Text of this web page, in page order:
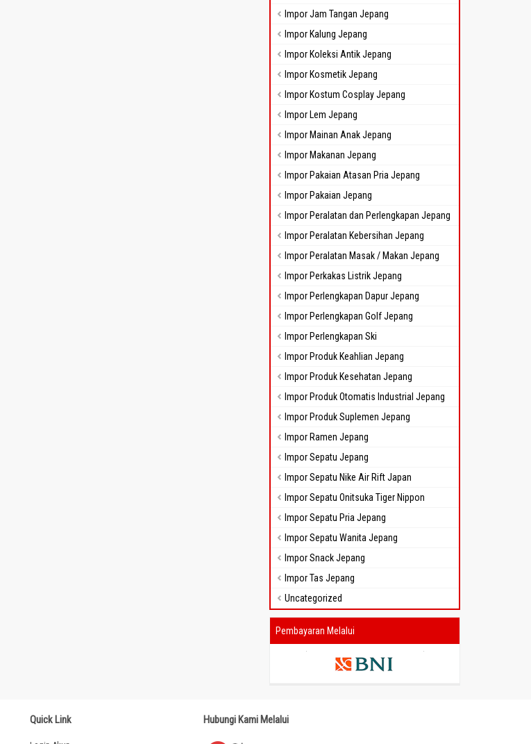
Impor Jam Tangan Jepang
Impor Kalung Jepang
Impor Koleksi Antik Jepang
Impor Kosmetik Jepang
Impor Kostum Cosplay Jepang
Impor Lem Jepang
Impor Mainan Anak Jepang
Impor Makanan Jepang
Impor Pakaian Atasan Pria Jepang
Impor Pakaian Jepang
Impor Peralatan dan Perlengkapan Jepang
Impor Peralatan Kebersihan Jepang
Impor Peralatan Masak / Makan Jepang
Impor Perkakas Listrik Jepang
Impor Perlengkapan Dapur Jepang
Impor Perlengkapan Golf Jepang
Impor Perlengkapan Ski
Impor Produk Keahlian Jepang
Impor Produk Kesehatan Jepang
Impor Produk Otomatis Industrial Jepang
Impor Produk Suplemen Jepang
Impor Ramen Jepang
Impor Sepatu Jepang
Impor Sepatu Nike Air Rift Japan
Impor Sepatu Onitsuka Tiger Nippon
Impor Sepatu Pria Jepang
Impor Sepatu Wanita Jepang
Impor Snack Jepang
Impor Tas Jepang
Uncategorized
Pembayaran Melalui
Quick Link Hubungi Kami Melalui